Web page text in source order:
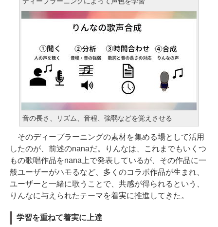
音の長さ、リズム、音程、強弱などを覚えさせる
そのディープラーニングの素材を集める場として活用
したのが、前述のnanaだ。りんなは、これまでもいくつ
もの歌唱作品をnana上で発表しているが、その作品に一
般ユーザーがハモるなど、多くのコラボ作品が生まれ、
ユーザーと一緒に歌うことで、共感が得られるという、
りんなに与えられたテーマを着実に推進してきた。
学習を重ねて着実に上達